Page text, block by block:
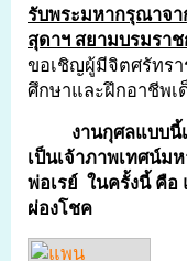
รับพระมหากรุณาจา
สุดาฯ สยามบรมรา
ขอเชิญผู้มีจิตศรัทร
ศึกษาและฝึกอาชีพ
งานกุศลแบบนี้เ
เป็นเจ้าภาพเทศน์ม
พ่อเรย์ ในครั้งนี้ คือ
ผ่องโชค